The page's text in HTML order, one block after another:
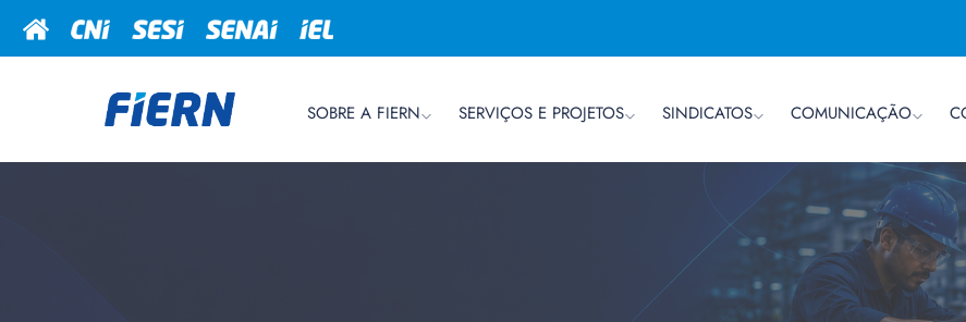
SOBRE A FIERN SERVIÇOS E PROJETOS SINDICATOS COMUNICAÇÃO